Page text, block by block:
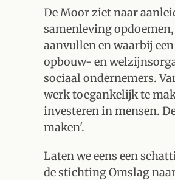
De Moor ziet naar
samenleving
aanvullen en waarbij
opbouw- en
sociaal ondernemers.
werk toegankelijk te
investeren in mensen.
maken'.
Laten we eens een
de stichting Omslag